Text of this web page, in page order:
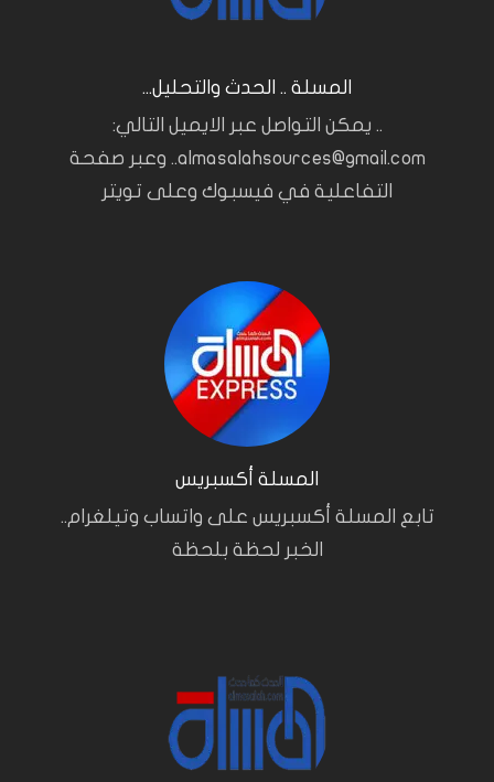
المسلة .. الحدث والتحليل...
.. يمكن التواصل عبر الايميل التالي:
almasalahsources@gmail.com.. وعبر صفحة
التفاعلية في فيسبوك وعلى تويتر
المسلة أكسبريس
تابع المسلة أكسبريس على واتساب وتيلغرام..
الخبر لحظة بلحظة